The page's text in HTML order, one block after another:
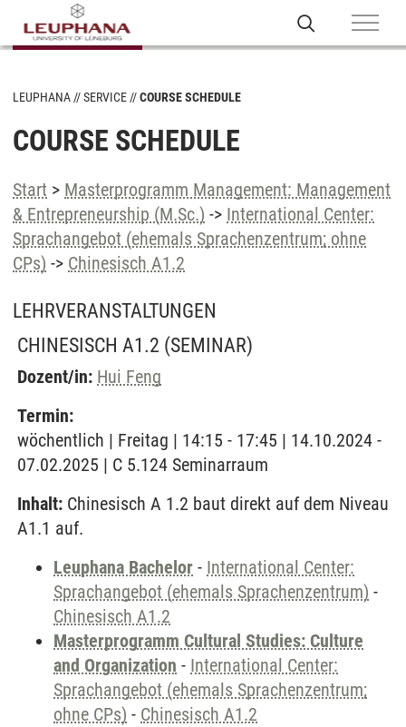
LEUPHANA SERVICE COURSE SCHEDULE
COURSE SCHEDULE
Start > Masterprogramm Management: Management
& Entrepreneurship (M.Sc.) -> International Center:
Sprachangebot (ehemals Sprachenzentrum; ohne
CPs) -> Chinesisch A1.2
LEHRVERANSTALTUNGEN
CHINESISCH A1.2 (SEMINAR)
Dozent/in: Hui Feng
Termin:
wöchentlich | Freitag | 14:15 - 17:45 | 14.10.2024 -
07.02.2025 | C 5.124 Seminarraum
Inhalt: Chinesisch A 1.2 baut direkt auf dem Niveau
A1.1 auf.
Leuphana Bachelor - International Center:
Sprachangebot (ehemals Sprachenzentrum) -
Chinesisch A1.2
Masterprogramm Cultural Studies: Culture
and Organization - International Center:
Sprachangebot (ehemals Sprachenzentrum;
ohne CPs) - Chinesisch A1.2